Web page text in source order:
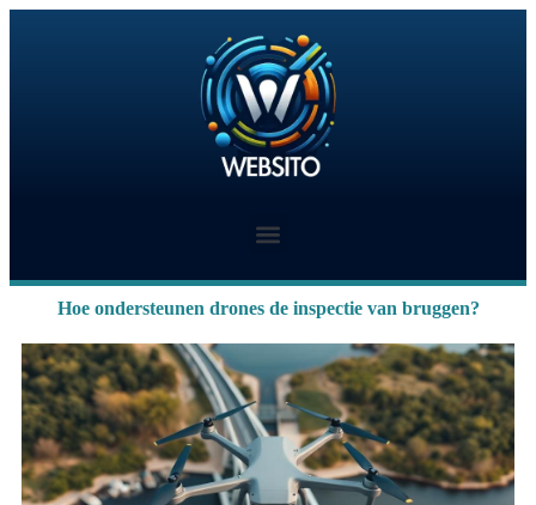
Hoe ondersteunen drones de inspectie van bruggen?